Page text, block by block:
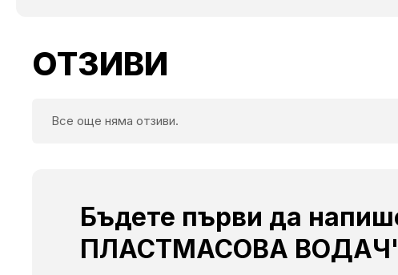
ОТЗИВИ
Все още няма отзиви.
Бъдете първи да
ПЛАСТМАСОВА